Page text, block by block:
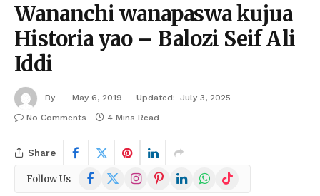
Wananchi wanapaswa kujua
Historia yao – Balozi Seif Ali
Iddi
By May 6, 2019 Updated: July 3, 2025
No Comments
4 Mins Read
Share
Follow Us Facebook
X
(Twitter)
InstagramPinterestLinkedInWhatsApp
TikTok